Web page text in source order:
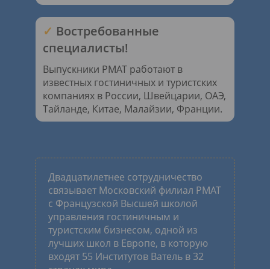
✓ Востребованные
специалисты!
Выпускники РМАТ работают в
известных гостиничных и туристских
компаниях в России, Швейцарии, ОАЭ,
Тайланде, Китае, Малайзии, Франции.
Двадцатилетнее сотрудничество
связывает Московский филиал РМАТ
с Французской Высшей школой
управления гостиничным и
туристским бизнесом, одной из
лучших школ в Европе, в которую
входят 55 Институтов Ватель в 32